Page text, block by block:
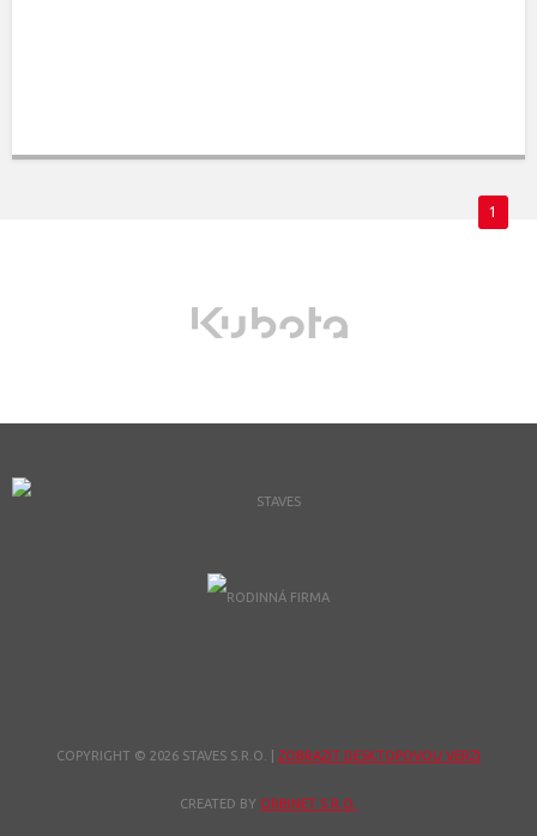
1
COPYRIGHT © 2026 STAVES S.R.O. ZOBRAZIT DESKTOPOVOU VERZI
CREATED BY ORBINET S.R.O.